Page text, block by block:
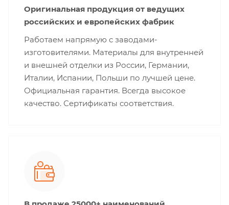
Оригинальная продукция от ведущих
российских и европейских фабрик
Работаем напрямую с заводами-
изготовителями. Материалы для внутренней
и внешней отделки из России, Германии,
Италии, Испании, Польши по лучшей цене.
Официальная гарантия. Всегда высокое
качество. Сертификаты соответствия.